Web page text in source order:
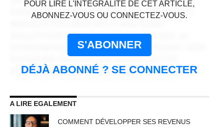
PRAESENT VEL TORTOR FACILISIS, VULPUTATE
SOLLICITUDIN TURPIS A MAURIS ULTRICES, AC
DIGNISSIM NUNC AUCTOR. AENEAN FEUGIAT, ODIO
ELEMENTUM FELIS, UT LACINIA NULLA URNA AC
CONGUE. CRAS NON LACUS ID MAGNA
SCELERISQUE SODALES. CURABITUR NON
FERMENTUM ODIO, VITAE ACCUMSAN ODIO.
ABONNÉS
POUR LIRE L'INTÉGRALITÉ DE CET ARTICLE,
ABONNEZ-VOUS OU CONNECTEZ-VOUS.
S'ABONNER
DÉJÀ ABONNÉ ? SE CONNECTER
A LIRE EGALEMENT
COMMENT DÉVELOPPER SES REVENUS